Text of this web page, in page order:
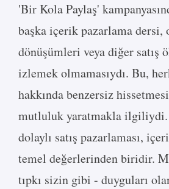
'Bir Kola Paylaş'
başka içerik pazarlama dersi,
dönüşümleri veya diğer satış
izlemek olmamasıydı. Bu,
hakkında benzersiz
mutluluk yaratmakla ilgiliydi.
dolaylı satış pazarlaması,
temel değerlerinden biridir.
tıpkı sizin gibi - duyguları